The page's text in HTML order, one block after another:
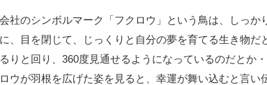
社のシンボルマーク「フクロウ」という鳥は、しっか
、目を閉じて、じっくりと自分の夢を育てる生き物だ
りと回り、360度見通せるようになっているのだとか・
ウが羽根を広げた姿を見ると、幸運が舞い込むと言い